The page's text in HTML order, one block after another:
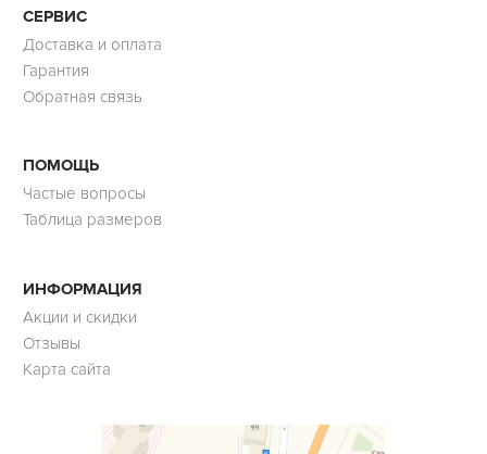
СЕРВИС
Доставка и оплата
Гарантия
Обратная связь
ПОМОЩЬ
Частые вопросы
Таблица размеров
ИНФОРМАЦИЯ
Акции и скидки
Отзывы
Карта сайта